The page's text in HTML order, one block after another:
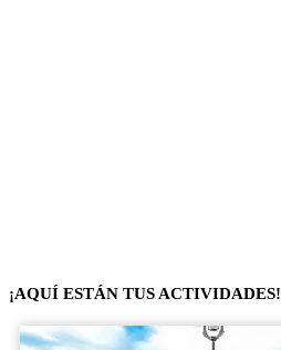
¡AQUÍ ESTÁN TUS ACTIVIDADES!